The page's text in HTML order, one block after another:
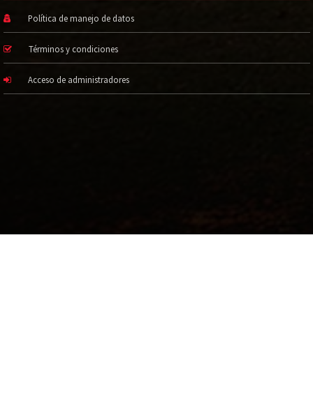
Política de manejo de datos
Términos y condiciones
Acceso de administradores